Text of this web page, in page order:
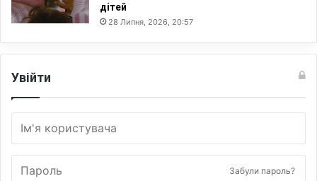
дітей
28 Липня, 2026, 20:57
Увійти
Забули пароль?